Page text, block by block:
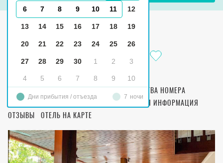
6 7 8 9 10 11 12
13 14 15 16 17 18 19
20 21 22 23 24 25 26
27 28 29 30 1 2 3
4 5 6 7 8 9 10
Дни прибытия / отъезда 7 ночи
Главная Индонезия
Tanjung Benoa
The Elysian Boutique Villa Resort
ОПИСАНИЕ ВАРИАНТЫ ТРАНСФЕРА
СВОЙСТВА НОМЕРА
ДОПОЛНИТЕЛЬНАЯ ИНФОРМАЦИЯ
ОТЗЫВЫ
ОТЕЛЬ НА КАРТЕ